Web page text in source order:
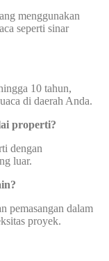
menggunakan
seperti sinar
10 tahun,
di daerah Anda.
properti?
dengan
luar.
pemasangan dalam
proyek.